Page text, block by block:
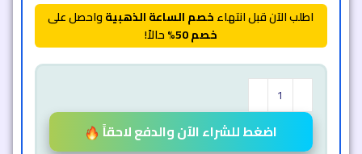
اطلب الآن قبل انتهاءخصم الساعة الذهبيةواحصل على
خصم 50%
حالاً!
اضغط للشراء الآن والدفع لاحقاً